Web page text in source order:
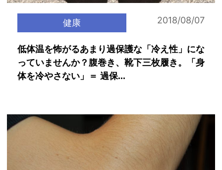
健康 2018/08/07
低体温を怖がるあまり過保護な「冷え性」にな
っていませんか？腹巻き、靴下三枚履き。「身
体を冷やさない」＝ 過保...